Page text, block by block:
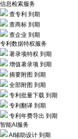
信息检索服务
查专利 到期
查商标 到期
查企业 到期
专利数据特权服务
著录项特权 到期
增值著录项 到期
摘要附图 到期
全部附图 到期
专利批量下载 到期
专利翻译 到期
专利年费导出 到期
智能AI服务
AI辅助设计 到期